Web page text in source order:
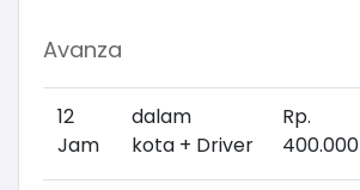
Avanza
12
Jam
dalam
kota + Driver
Rp.
400.000